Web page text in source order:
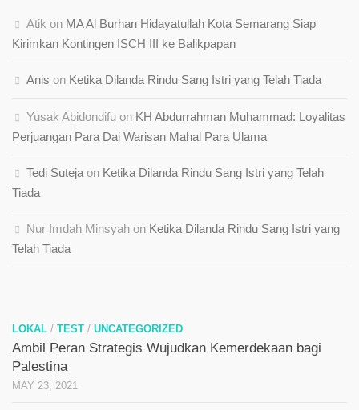
Atik on MA Al Burhan Hidayatullah Kota Semarang Siap
Kirimkan Kontingen ISCH III ke Balikpapan
Anis on Ketika Dilanda Rindu Sang Istri yang Telah Tiada
Yusak Abidondifu on KH Abdurrahman Muhammad: Loyalitas
Perjuangan Para Dai Warisan Mahal Para Ulama
Tedi Suteja on Ketika Dilanda Rindu Sang Istri yang Telah
Tiada
Nur Imdah Minsyah on Ketika Dilanda Rindu Sang Istri yang
Telah Tiada
LOKAL / TEST / UNCATEGORIZED
Ambil Peran Strategis Wujudkan Kemerdekaan bagi
Palestina
MAY 23, 2021